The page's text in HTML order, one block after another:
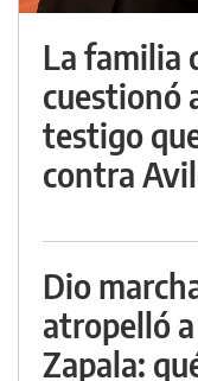
La familia
cuestionó
testigo
contra
Dio
atropelló
Zapala: